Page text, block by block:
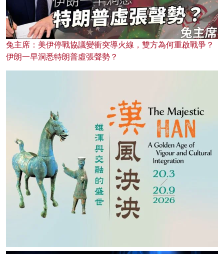
兔主席：美伊停戰協議變衝突導火線，雙方為何重啟戰爭？
伊朗一早洞悉特朗普虛張聲勢？